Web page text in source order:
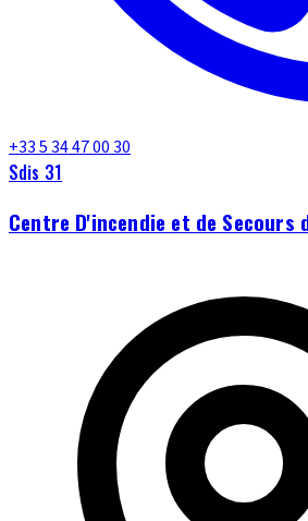
+33 5 34 47 00 30
Sdis 31
Centre D'incendie et de Secours